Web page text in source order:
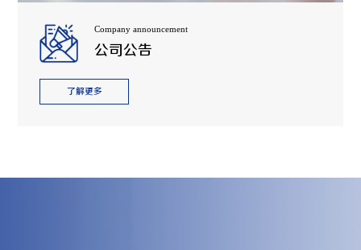
Company announcement
公司公告
了解更多